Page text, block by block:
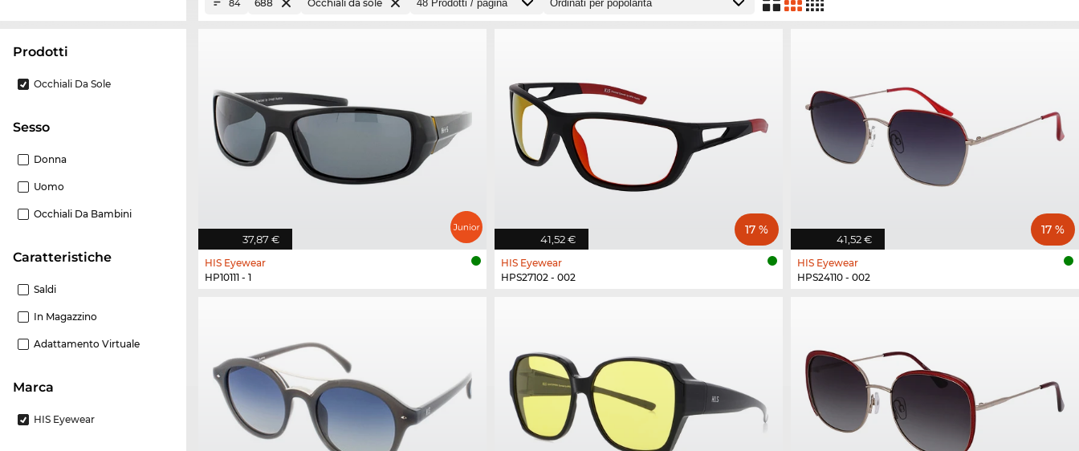
Prodotti
Occhiali Da Sole
Sesso
Donna
Uomo
Occhiali Da Bambini
Caratteristiche
Saldi
In Magazzino
Adattamento Virtuale
Marca
HIS Eyewear
84 688 Occhiali da sole
37,87 €
HIS Eyewear
HP10111 - 1
41,52 €
17 %
HIS Eyewear
HPS27102 - 002
41,52 €
17 %
HIS Eyewear
HPS24110 - 002